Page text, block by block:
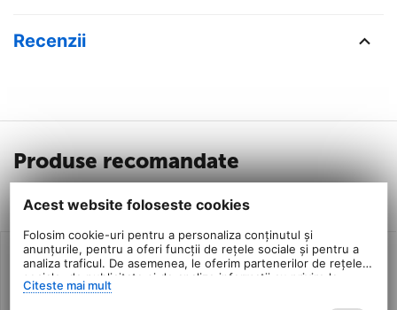
Recenzii
Produse recomandate
Produse similare
Acest website foloseste cookies
Folosim cookie-uri pentru a personaliza conținutul și
anunțurile, pentru a oferi funcții de rețele sociale și pentru a
analiza traficul. De asemenea, le oferim partenerilor de rețele
sociale, de publicitate și de analize informații cu privire la
modul în care folosiți site-ul nostru. Aceștia le pot combina cu
Citeste mai mult